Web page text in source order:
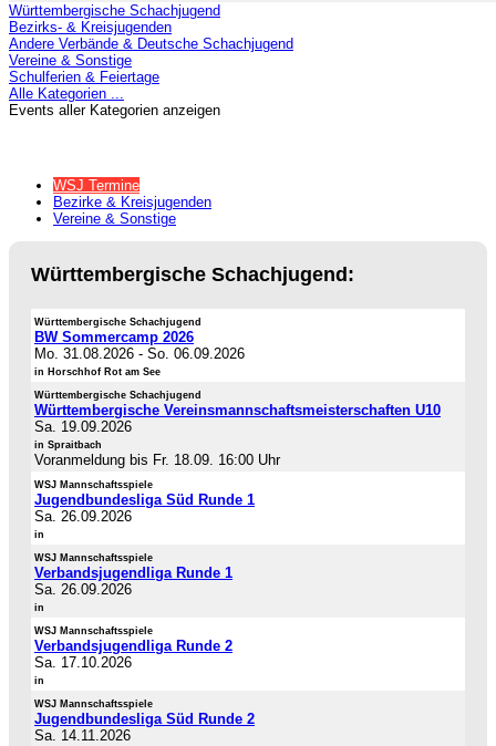
Württembergische Schachjugend
Bezirks- & Kreisjugenden
Andere Verbände & Deutsche Schachjugend
Vereine & Sonstige
Schulferien & Feiertage
Alle Kategorien ...
Events aller Kategorien anzeigen
WSJ Termine
Bezirke & Kreisjugenden
Vereine & Sonstige
Württembergische Schachjugend:
Württembergische Schachjugend
BW Sommercamp 2026
Mo. 31.08.2026 - So. 06.09.2026
in Horschhof Rot am See
Württembergische Schachjugend
Württembergische Vereinsmannschaftsmeisterschaften U10
Sa. 19.09.2026
in Spraitbach
Voranmeldung bis Fr. 18.09. 16:00 Uhr
WSJ Mannschaftsspiele
Jugendbundesliga Süd Runde 1
Sa. 26.09.2026
in
WSJ Mannschaftsspiele
Verbandsjugendliga Runde 1
Sa. 26.09.2026
in
WSJ Mannschaftsspiele
Verbandsjugendliga Runde 2
Sa. 17.10.2026
in
WSJ Mannschaftsspiele
Jugendbundesliga Süd Runde 2
Sa. 14.11.2026